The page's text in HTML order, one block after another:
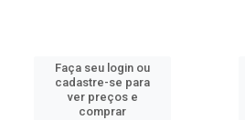
Faça seu login ou
cadastre-se para
ver preços e
comprar